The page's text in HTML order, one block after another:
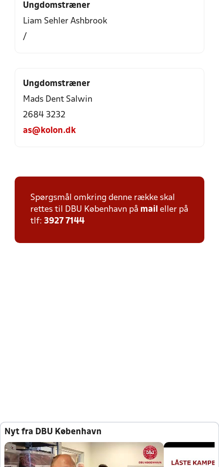
Ungdomstræner
Liam Sehler Ashbrook
/
Ungdomstræner
Mads Dent Salwin
2684 3232
as@kolon.dk
Spørgsmål omkring denne række skal
rettes til DBU København på mail eller på
tlf: 3927 7144
Nyt fra DBU København